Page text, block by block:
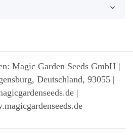
Magic Garden Seeds GmbH |
Deutschland, 93055 |
|